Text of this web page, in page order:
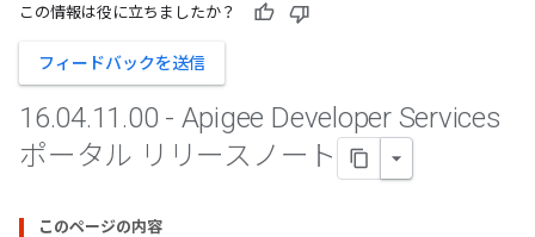
この情報は役に立ちましたか？
フィードバックを送信
16.04.11 .00 - Apigee Developer Services
ポータル リリースノート
このページの内容